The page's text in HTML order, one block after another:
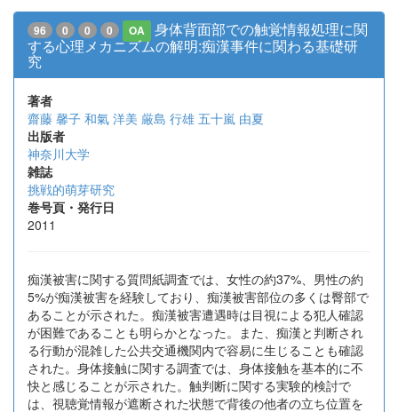
96 0 0 0 OA
身体背面部での触覚情報処理に関
する心理メカニズムの解明:痴漢事件に関わる基礎研
究
著者
齋藤 馨子 和氣 洋美 厳島 行雄 五十嵐 由夏
出版者
神奈川大学
雑誌
挑戦的萌芽研究
巻号頁・発行日
2011
痴漢被害に関する質問紙調査では、女性の約37%、男性の約
5%が痴漢被害を経験しており、痴漢被害部位の多くは臀部で
あることが示された。痴漢被害遭遇時は目視による犯人確認
が困難であることも明らかとなった。また、痴漢と判断され
る行動が混雑した公共交通機関内で容易に生じることも確認
された。身体接触に関する調査では、身体接触を基本的に不
快と感じることが示された。触判断に関する実験的検討で
は、視聴覚情報が遮断された状態で背後の他者の立ち位置を